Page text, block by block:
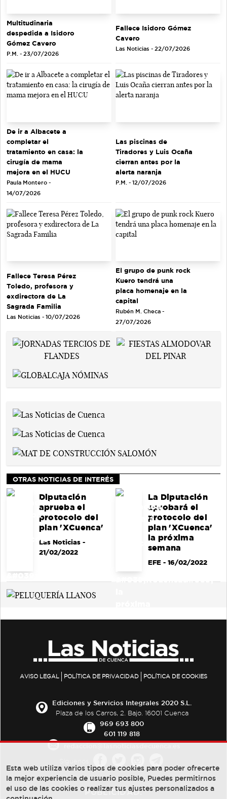
Multitudinaria
despedida a Isidoro
Gómez Cavero
P.M. - 23/07/2026
Fallece Isidoro Gómez
Cavero
Las Noticias - 22/07/2026
De ir a Albacete a
completar el
tratamiento en casa: la
cirugía de mama
mejora en el HUCU
Paula Montero -
14/07/2026
Las piscinas de
Tiradores y Luis Ocaña
cierran antes por la
alerta naranja
P.M. - 12/07/2026
Fallece Teresa Pérez
Toledo, profesora y
exdirectora de La
Sagrada Familia
Las Noticias - 10/07/2026
El grupo de punk rock
Kuero tendrá una
placa homenaje en la
capital
Rubén M. Checa -
27/07/2026
OTRAS NOTICIAS DE INTERÉS
Diputación
aprueba el
protocolo del
plan 'XCuenca'
Las Noticias-
21/02/2022
La Diputación
aprobará el
protocolo del
plan 'XCuenca'
la próxima
semana
EFE - 16/02/2022
AVISO LEGAL POLÍTICA DE PRIVACIDAD POLÍTICA DE COOKIES
Ediciones y Servicios Integrales 2020 S.L.
Plaza de los Carros, 2. Bajo. 16001 Cuenca
969 693 800
601 119 818
PUBLICIDAD:
Esta web utiliza varios tipos de cookies para poder ofrecerte
la mejor experiencia de usuario posible, Puedes permitirnos
el uso de las cookies o realizar tus ajustes personalizados a